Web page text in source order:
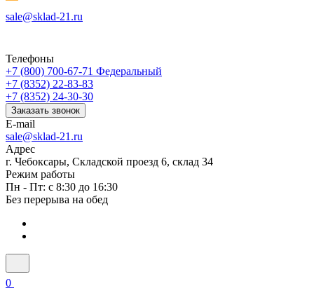
sale@sklad-21.ru
Телефоны
+7 (800) 700-67-71 Федеральный
+7 (8352) 22-83-83
+7 (8352) 24-30-30
Заказать звонок
E-mail
sale@sklad-21.ru
Адрес
г. Чебоксары, Складской проезд 6, склад 34
Режим работы
Пн - Пт: с 8:30 до 16:30
Без перерыва на обед
0